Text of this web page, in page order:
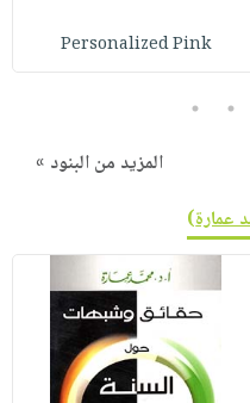
Personalized Pink
4
5
المزيد من البنود »
عمارة)